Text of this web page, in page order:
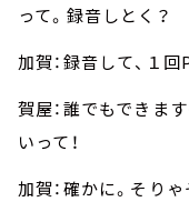
って。録音しとく？
加賀：録音して、１
賀屋：誰でもできま
いって！
加賀：確かに。そりゃ